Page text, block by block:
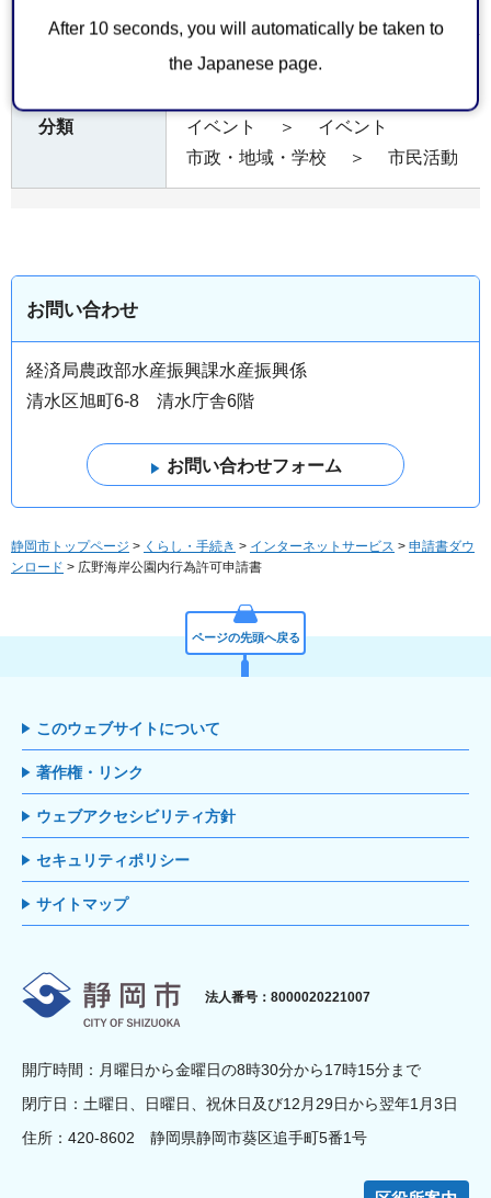
After 10 seconds, you will automatically be taken to
the Japanese page.
分類
経済＞ 商工（ビジネス）
イベント
＞
イベント
市政・地域・学校
＞ 市民活動
お問い合わせ
経済局農政部水産振興課水産振興係
清水区旭町6-8 清水庁舎6階
静岡市トップページ > くらし・手続き > インターネットサービス > 申請書ダウ
ンロード > 広野海岸公園内行為許可申請書
ページの先頭へ戻る
このウェブサイトについて
著作権・リンク
ウェブアクセシビリティ方針
セキュリティポリシー
サイトマップ
静岡市
法人番号：8000020221007
開庁時間：月曜日から金曜日の8時30分から17時15分まで
閉庁日：土曜日、日曜日、祝休日及び12月29日から翌年1月3日
住所：420-8602 静岡県静岡市葵区追手町5番1号